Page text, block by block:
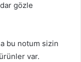
gözle
bu notum sizin
var.